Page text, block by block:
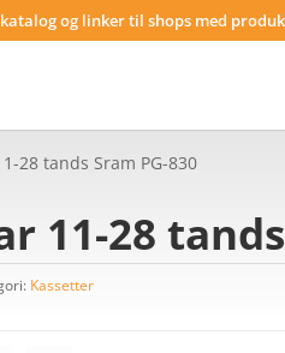
og linker til shops med
28 tands Sram PG-830
11-28
Kassetter